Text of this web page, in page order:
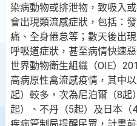
染病動物或排泄物，致吸入
會出現類流感症狀，包括：
痛、全身倦怠等；數天後出
呼吸道症狀，甚至病情快速
世界動物衛生組織（OIE）
高病原性禽流感疫情，其中
起）較多，次為尼泊爾（8起
起）、不丹（5起）及日本（